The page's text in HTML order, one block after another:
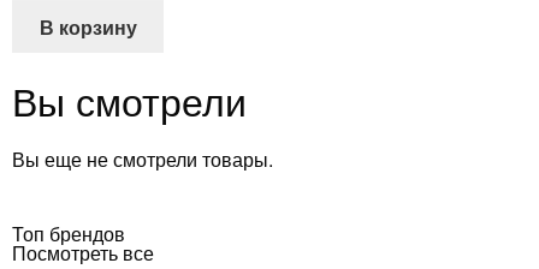
В корзину
Вы смотрели
Вы еще не смотрели товары.
Топ брендов
Посмотреть все